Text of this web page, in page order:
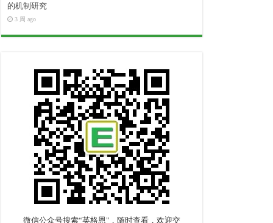
的机制研究
3 周 ago
微信公众号搜索“英格恩"，随时查看，欢迎交